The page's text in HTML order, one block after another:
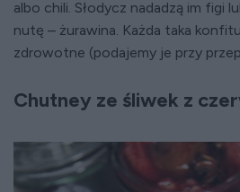
albo chili. Słodycz nadadzą im figi
nutę – żurawina. Każda taka
zdrowotne (podajemy je przy
Chutney ze śliwek z